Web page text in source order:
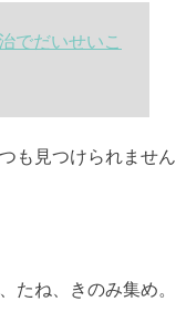
でだいせいこ
も見つけられません
たね、きのみ集め。